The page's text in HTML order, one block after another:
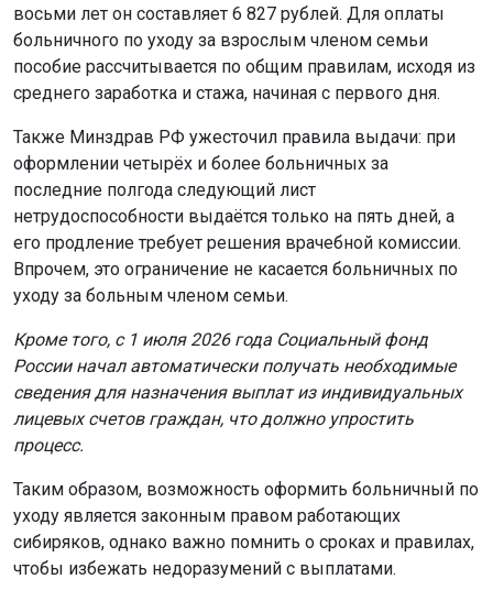
восьми лет он составляет 6 827 рублей. Для оплаты
больничного по уходу за взрослым членом семьи
пособие рассчитывается по общим правилам, исходя из
среднего заработка и стажа, начиная с первого дня.
Также Минздрав РФ ужесточил правила выдачи: при
оформлении четырёх и более больничных за
последние полгода следующий лист
нетрудоспособности выдаётся только на пять дней, а
его продление требует решения врачебной комиссии.
Впрочем, это ограничение не касается больничных по
уходу за больным членом семьи.
Кроме того, с 1 июля 2026 года Социальный фонд
России начал автоматически получать необходимые
сведения для назначения выплат из индивидуальных
лицевых счетов граждан, что должно упростить
процесс.
Таким образом, возможность оформить больничный по
уходу является законным правом работающих
сибиряков, однако важно помнить о сроках и правилах,
чтобы избежать недоразумений с выплатами.